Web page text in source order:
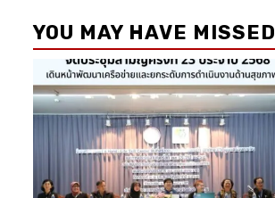
YOU MAY HAVE MISSED